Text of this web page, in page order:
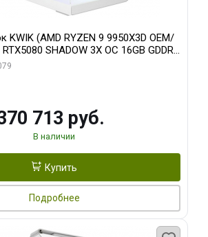
KWIK (AMD RYZEN 9 9950X3D OEM/
SHADOW 3X OC 16GB GDDR7
960 ГБ SSD)
713 руб.
В наличии
Купить
Подробнее